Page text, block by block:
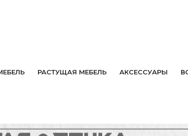
РАСТУЩАЯ МЕБЕЛЬ АКСЕССУАРЫ